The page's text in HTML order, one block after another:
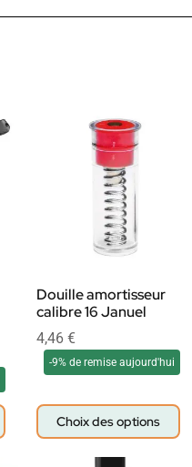
Douille amortisseur
calibre 16 Januel
4,46 €
-9% de remise aujourd'hui
Choix des options